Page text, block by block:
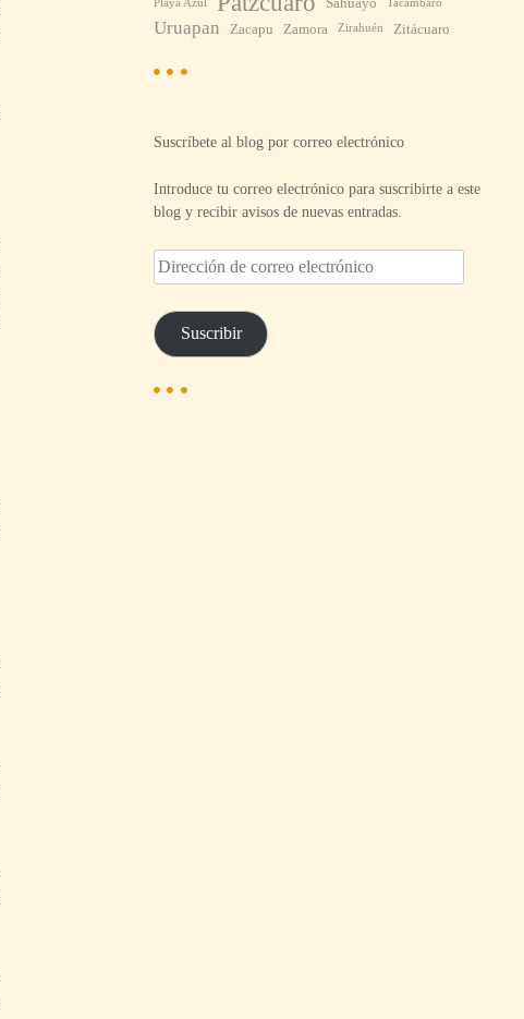
Uruapan Zacapu Zamora Zirahuén Zitácuaro
Suscríbete al blog por correo electrónico
Introduce tu correo electrónico para suscribirte a este
blog y recibir avisos de nuevas entradas.
D
i
e
c
i
Suscribir